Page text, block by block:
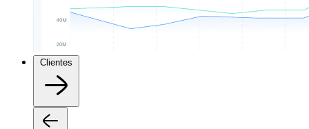
Clientes